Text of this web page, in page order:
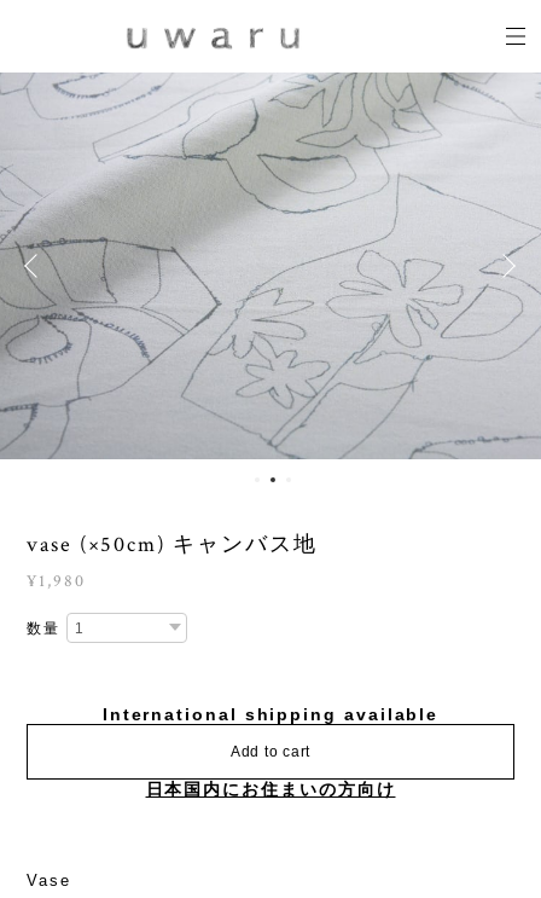
vase (×50cm) キャンバス地
¥1,980
数量
International shipping available
Add to cart
日本国内にお住まいの方向け
Vase